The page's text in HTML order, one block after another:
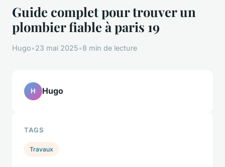
Guide complet pour trouver un
plombier fiable à paris 19
Hugo•23 mai 2025•8 min de lecture
H Hugo
TAGS
Travaux